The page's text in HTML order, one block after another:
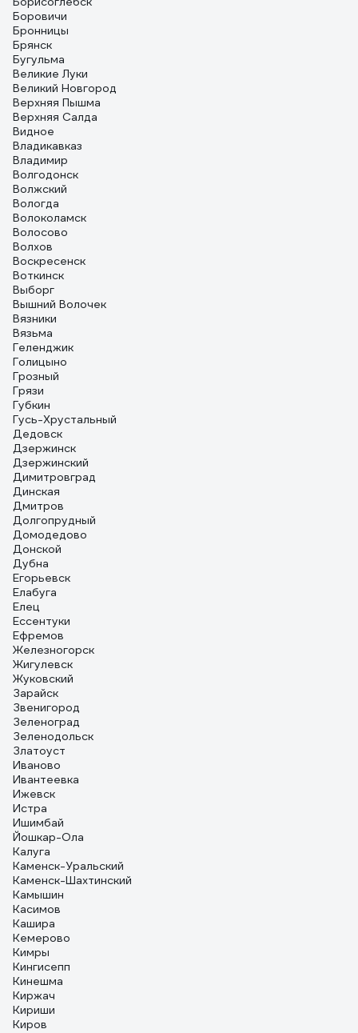
Боровичи
Бронницы
Брянск
Бугульма
Великие Луки
Великий Новгород
Верхняя Пышма
Верхняя Салда
Видное
Владикавказ
Владимир
Волгодонск
Волжский
Вологда
Волоколамск
Волосово
Волхов
Воскресенск
Воткинск
Выборг
Вышний Волочек
Вязники
Вязьма
Геленджик
Голицыно
Грозный
Грязи
Губкин
Гусь-Хрустальный
Дедовск
Дзержинск
Дзержинский
Димитровград
Динская
Дмитров
Долгопрудный
Домодедово
Донской
Дубна
Егорьевск
Елабуга
Елец
Ессентуки
Ефремов
Железногорск
Жигулевск
Жуковский
Зарайск
Звенигород
Зеленоград
Зеленодольск
Златоуст
Иваново
Ивантеевка
Ижевск
Истра
Ишимбай
Йошкар-Ола
Калуга
Каменск-Уральский
Каменск-Шахтинский
Камышин
Касимов
Кашира
Кемерово
Кимры
Кингисепп
Кинешма
Киржач
Кириши
Киров